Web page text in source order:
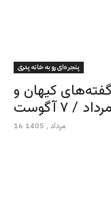
پنجره‌ای رو به خانه پدری
کیهان و
16 مرداد , 1405